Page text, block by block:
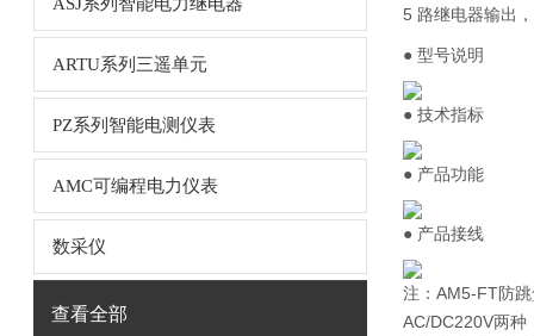
ARTU系列三遥单元
PZ系列智能电测仪表
AMC可编程电力仪表
数采仪
查看全部
5 路继电器输出
● 型号说明
● 技术指标
● 产品功能
● 产品接线
注：AM5-FT防
AC/DC220V两种